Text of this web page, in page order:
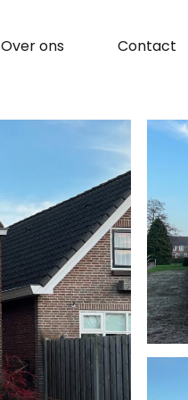
Over ons Contact